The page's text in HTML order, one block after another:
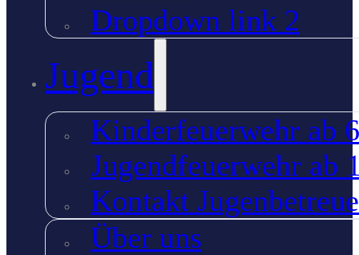
Dropdown link 2
Jugend
Kinderfeuerwehr ab
Jugendfeuerwehr ab
Kontakt
Über uns